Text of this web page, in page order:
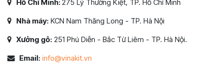
Hồ Chí Minh:275 Lý Thường Kiệt, TP. Hồ Chí Minh
Nhà máy: KCN Nam Thăng Long - TP. Hà Nội
Xưởng gỗ: 251 Phú Diễn - Bắc Từ Liêm - TP. Hà Nội.
Email: info@vinakit.vn